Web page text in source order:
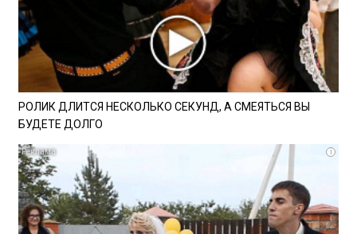
РОЛИК ДЛИТСЯ НЕСКОЛЬКО СЕКУНД, А СМЕЯТЬСЯ ВЫ
БУДЕТЕ ДОЛГО
i